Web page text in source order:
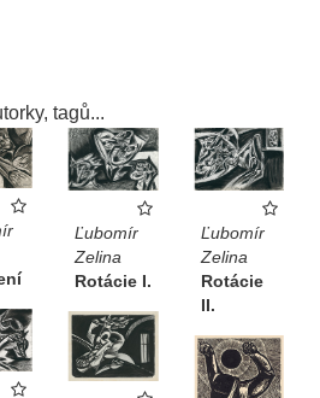
tagů...
Ľubomír
Zelina
Rotácie I.
Ľubomír
Zelina
Rotácie
II.